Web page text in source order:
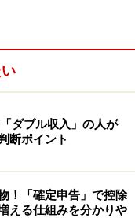
課税に該当するも
き方・記入例はこ
ダブル収入」の人が
断ポイント
！「確定申告」で控除
える仕組みを分かりや